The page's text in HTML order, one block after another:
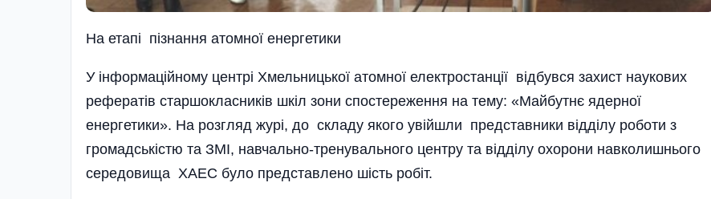
На етапі пізнання атомної енергетики
У інформаційному центрі Хмельницької атомної електростанції відбувся захист наукових
рефератів старшо­класників шкіл зони спостереження на тему: «Майбутнє ядерної
енергетики». На розгляд журі, до складу якого увійшли представники відділу роботи з
громадськістю та ЗМІ, навчально-тренувального центру та відділу охорони навколишнього
се­редо­вища ХАЕС було представлено шість робіт.